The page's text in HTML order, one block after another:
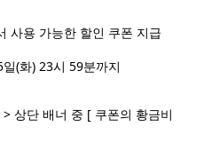
사용 가능한 할인 쿠폰 지급
(화) 23시 59분까지
> 상단 배너 중 [ 쿠폰의 황금비